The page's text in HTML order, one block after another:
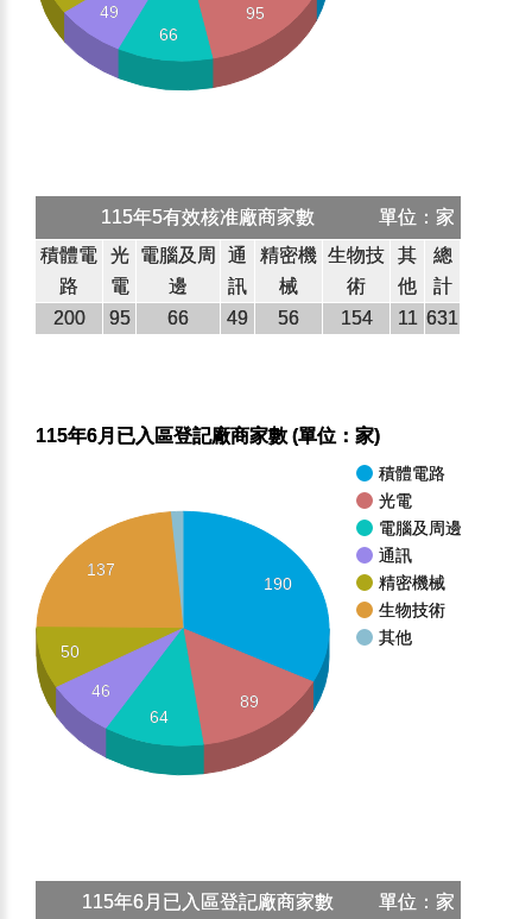
95
49
66
115年5有效核准廠商家數
單位：家
積體電
路
光
電
電腦及周
邊
通
訊
精密機
械
生物技
術
其
他
總
計
200
95 66 49 56 154 11 631
115年6月已入區登記廠商家數 (單位：家)
積體電路
光電
電腦及周邊
通訊
精密機械
生物技術
其他
190
89
137
50
46
64
115年6月已入區登記廠商家數
單位：家